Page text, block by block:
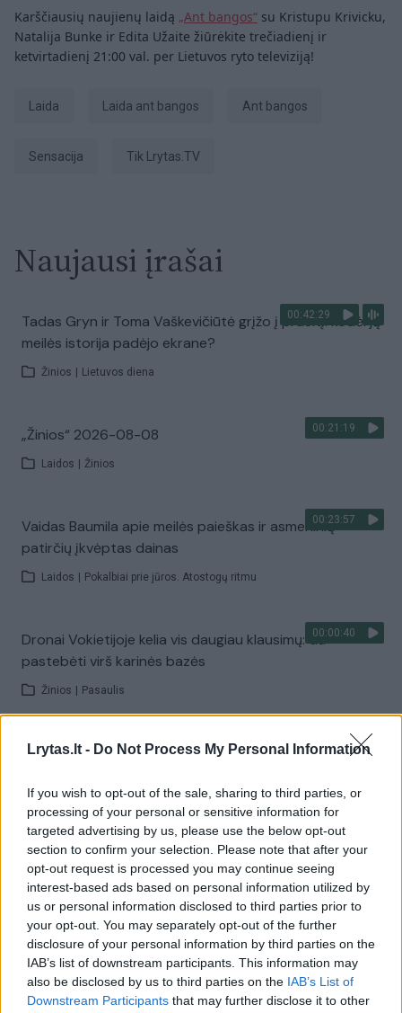
Lrytas.lt - Do Not Process My Personal Information
If you wish to opt-out of the sale, sharing to third parties, or
processing of your personal or sensitive information for
targeted advertising by us, please use the below opt-out
section to confirm your selection. Please note that after your
opt-out request is processed you may continue seeing
interest-based ads based on personal information utilized by
us or personal information disclosed to third parties prior to
your opt-out. You may separately opt-out of the further
disclosure of your personal information by third parties on the
IAB’s list of downstream participants. This information may
also be disclosed by us to third parties on the IAB’s List of
Downstream Participants that may further disclose it to other
Karščiausių naujienų laidą „Ant bangos“ su Kristupu Krivicku,
Natalija Bunke ir Edita Užaite žiūrėkite trečiadienį ir
ketvirtadienį 21:00 val. per Lietuvos ryto televiziją!
laida Laida ant bangos ant bangos
sensacija tik Lrytas.TV
Naujausi įrašai
00:42:29
Tadas Gryn ir Toma Vaškevičiūtė grįžo į praeitį: kodėl jų
meilės istorija padėjo ekrane?
Žinios Lietuvos diena
00:21:19
„Žinios“ 2026-08-08
Laidos Žinios
00:23:57
Vaidas Baumila apie meilės paieškas ir asmeninių
patirčių įkvėptas dainas
Laidos Pokalbiai prie jūros. Atostogų ritmu
00:00:40
Dronai Vokietijoje kelia vis daugiau klausimų: du
pastebėti virš karinės bazės
Žinios Pasaulis
Visi įrašai
Žiūrimiausi įrašai
00:00:30
Vaizdai iš tragiškos avarijos Vilniaus r.: dviejų moterų ir
vaiko gyvybių išgelbėti nepavyko
Žinios Lietuvos diena
00:00:57